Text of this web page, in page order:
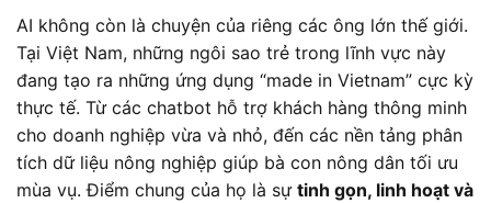
AI không còn là chuyện của riêng các ông lớn thế giới.
Tại Việt Nam, những ngôi sao trẻ trong lĩnh vực này
đang tạo ra những ứng dụng “made in Vietnam” cực kỳ
thực tế. Từ các chatbot hỗ trợ khách hàng thông minh
cho doanh nghiệp vừa và nhỏ, đến các nền tảng phân
tích dữ liệu nông nghiệp giúp bà con nông dân tối ưu
mùa vụ. Điểm chung của họ là sự tinh gọn, linh hoạt và